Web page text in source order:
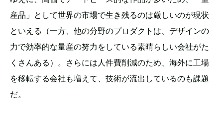
産品」として世界の市場で生き残るのは厳しいのが現状
といえる（一方、他の分野のプロダクトは、デザインの
力で効率的な量産の努力をしている素晴らしい会社がた
くさんある）。さらには人件費削減のため、海外に工場
を移転する会社も増えて、技術が流出しているのも課題
だ。